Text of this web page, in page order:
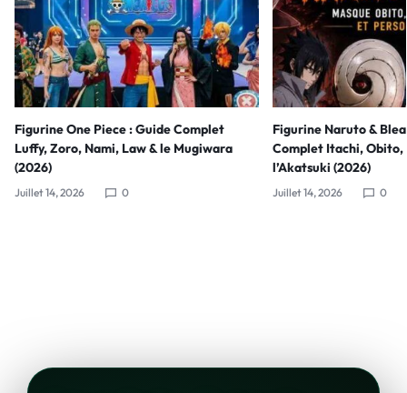
Figurine One Piece : Guide Complet
Luffy, Zoro, Nami, Law & le Mugiwara
(2026)
Juillet 14, 2026 0
Figurine Naruto &
Complet Itachi, Obito,
l’Akatsuki (2026)
Juillet 14, 2026 0